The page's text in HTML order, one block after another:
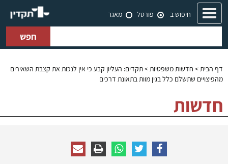
Toggle
navigation
חיפוש ב פורטל מאגר
חפש
דף הבית> חדשות משפטיות> תקדים: העליון קבע כי אין לנכות את קצבת השאירים
מהפיצויים שתשלם כלל בגין מוות בתאונת דרכים
חדשות